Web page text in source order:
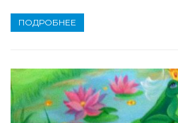
ПОДРОБНЕЕ